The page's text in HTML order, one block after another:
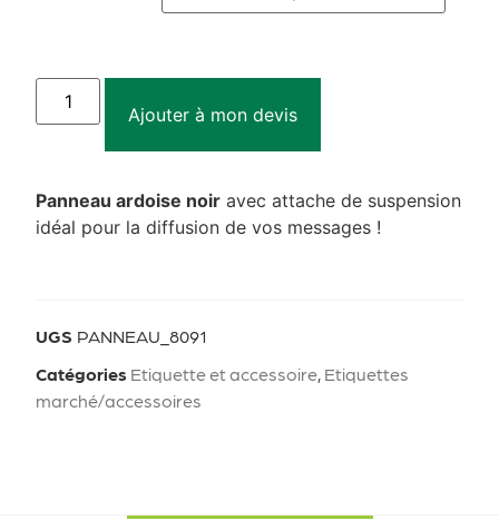
Ajouter à mon devis
Panneau ardoise noir avec attache de suspension
idéal pour la diffusion de vos messages !
UGS PANNEAU_8091
Catégories Etiquette et accessoire, Etiquettes
marché/accessoires